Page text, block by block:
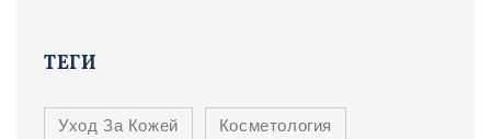
ТЕГИ
Уход За Кожей
Косметология